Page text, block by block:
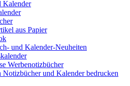
Kalender
aus Papier
und Kalender-Neuheiten
Werbenotizbücher
Notizbücher und Kalender bedrucken